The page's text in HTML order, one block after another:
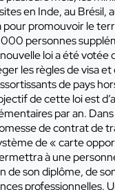
en Inde, au Brésil,
pour promouvoir le
personnes
loi a été votée
les règles de visa
de pays
de cette loi est
par an. Dans
de contrat de
de « carte
à une
de son diplôme, de
professionnelles.